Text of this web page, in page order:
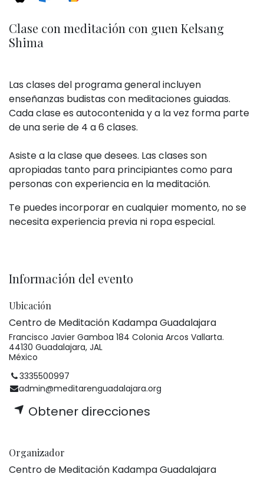
Clase con meditación con guen Kelsang
Shima
Las clases del programa general incluyen
enseñanzas budistas con meditaciones guiadas.
Cada clase es autocontenida y a la vez forma parte
de una serie de 4 a 6 clases.
Asiste a la clase que desees. Las clases son
apropiadas tanto para principiantes como para
personas con experiencia en la meditación.
Te puedes incorporar en cualquier momento, no se
necesita experiencia previa ni ropa especial.
Información del evento
Ubicación
Centro de Meditación Kadampa Guadalajara
Francisco Javier Gamboa 184 Colonia Arcos Vallarta.
44130 Guadalajara, JAL
México
3335500997
admin@meditarenguadalajara.org
Obtener direcciones
Organizador
Centro de Meditación Kadampa Guadalajara